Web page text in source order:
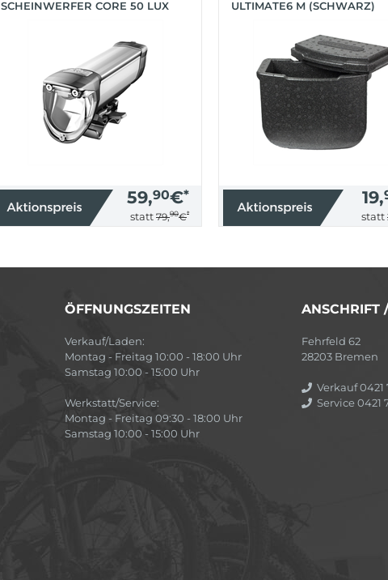
SCHEINWERFER CORE 50 LUX
59,90€*
statt 79,90€*
ULTIMATE6 M (SCHWARZ)
19,
statt
ÖFFNUNGSZEITEN
Verkauf/Laden:
Montag - Freitag 10:00 - 18:00 Uhr
Samstag 10:00 - 15:00 Uhr
Werkstatt/Service:
Montag - Freitag 09:30 - 18:00 Uhr
Samstag 10:00 - 15:00 Uhr
ANSCHRIFT
Fehrfeld 62
28203 Bremen
Verkauf 0421
Service 0421